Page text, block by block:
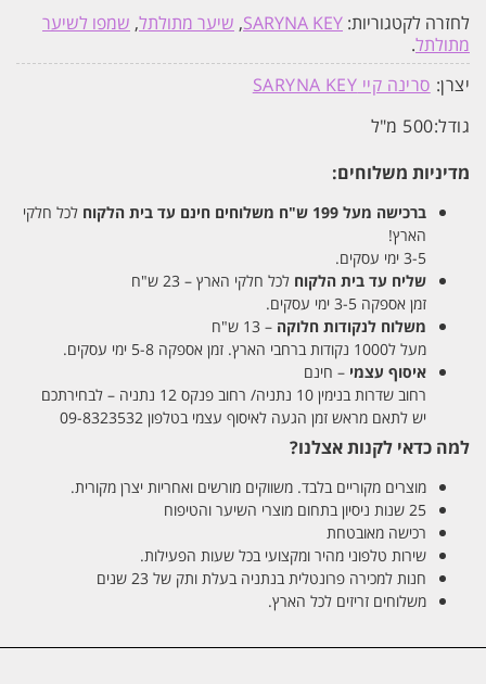
לחזרה לקטגוריות: SARYNA KEY
, שיער מתולתל, שמפו לשיער
מתולתל.
יצרן: סרינה קיי SARYNA KEY
גודל:500 מ"ל
מדיניות משלוחים:
ברכישה מעל 199 ש"ח משלוחים חינם עד בית הלקוח לכל חלקי
הארץ!
3-5 ימי עסקים.
שליח עד בית הלקוח לכל חלקי הארץ – 23 ש"ח
זמן אספקה 3-5 ימי עסקים.
משלוח לנקודות חלוקה – 13 ש"ח
מעל ל1000 נקודות ברחבי הארץ. זמן אספקה 5-8 ימי עסקים.
איסוף עצמי – חינם
רחוב שדרות בנימין 10 נתניה/ רחוב פנקס 12 נתניה – לבחירתכם
יש לתאם מראש זמן הגעה לאיסוף עצמי בטלפון 09-8323532
למה כדאי לקנות אצלנו?
מוצרים מקוריים בלבד. משווקים מורשים ואחריות יצרן מקורית.
25 שנות ניסיון בתחום מוצרי השיער והטיפוח
רכישה מאובטחת
שירות טלפוני מהיר ומקצועי בכל שעות הפעילות.
חנות למכירה פרונטלית בנתניה בעלת ותק של 23 שנים
משלוחים זריזים לכל הארץ.